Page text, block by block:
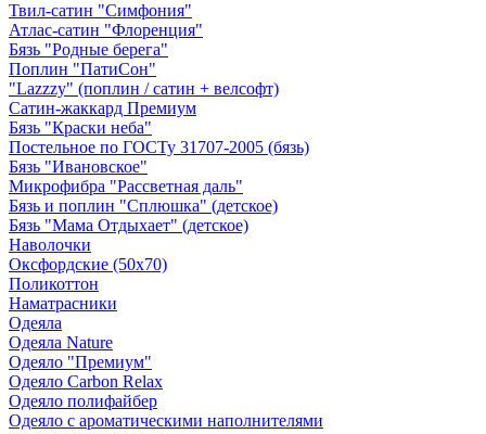
Твил-сатин "Симфония"
Атлас-сатин "Флоренция"
Бязь "Родные берега"
Поплин "ПатиСон"
"Lazzzy" (поплин / сатин + велсофт)
Сатин-жаккард Премиум
Бязь "Краски неба"
Постельное по ГОСТу 31707-2005 (бязь)
Бязь "Ивановское"
Микрофибра "Рассветная даль"
Бязь и поплин "Сплюшка" (детское)
Бязь "Мама Отдыхает" (детское)
Наволочки
Оксфордские (50х70)
Поликоттон
Наматрасники
Одеяла
Одеяла Nature
Одеяло "Премиум"
Одеяло Carbon Relax
Одеяло полифайбер
Одеяло с ароматическими наполнителями